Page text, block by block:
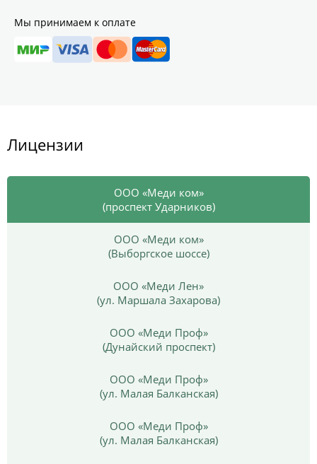
Мы принимаем к оплате
Лицензии
ООО «Меди ком»
(проспект Ударников)
ООО «Меди ком»
(Выборгское шоссе)
ООО «Меди Лен»
(ул. Маршала Захарова)
ООО «Меди Проф»
(Дунайский проспект)
ООО «Меди Проф»
(ул. Малая Балканская)
ООО «Меди Проф»
(ул. Малая Балканская)